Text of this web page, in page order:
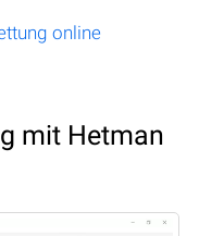
online
mit Hetman